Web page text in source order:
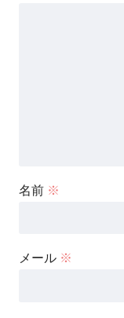
名前 ※
メール ※